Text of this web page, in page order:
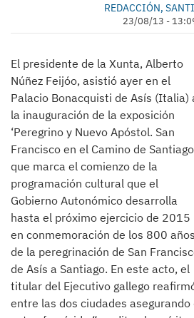
REDACCIÓN,
23/08/13 -
El presidente de la Xunta, Alberto
Núñez Feijóo, asistió ayer en el
Palacio Bonacquisti de Asís (Italia)
la inauguración de la exposición
‘Peregrino y Nuevo Apóstol. San
Francisco en el Camino de
que marca el comienzo de la
programación cultural que el
Gobierno Autonómico desarrolla
hasta el próximo ejercicio de 2015
en conmemoración de los 800 años
de la peregrinación de San
de Asís a Santiago. En este acto, el
titular del Ejecutivo gallego
entre las dos ciudades